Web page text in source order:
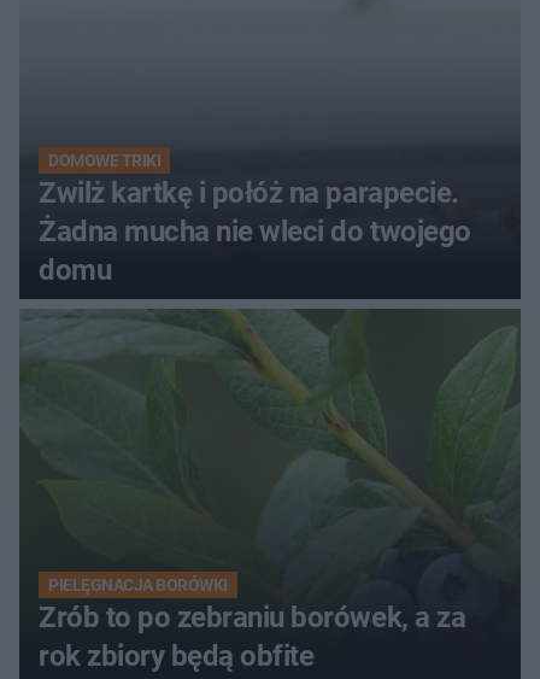
DOMOWE TRIKI
Zwilż kartkę i połóż na parapecie.
Żadna mucha nie wleci do twojego
domu
PIELĘGNACJA BORÓWKI
Zrób to po zebraniu borówek, a za
rok zbiory będą obfite